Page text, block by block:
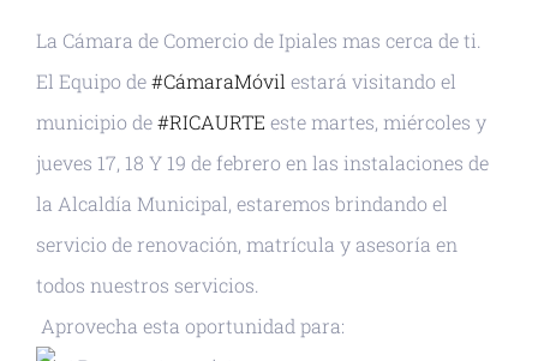
La Cámara de Comercio de Ipiales mas cerca de ti.
El Equipo de#CámaraMóvil estará visitando el
municipio de#RICAURTE este martes, miércoles y
jueves 17, 18 Y 19 de febrero en las instalaciones de
la Alcaldía Municipal, estaremos brindando el
servicio de renovación, matrícula y asesoría en
todos nuestros servicios.
Aprovecha esta oportunidad para: